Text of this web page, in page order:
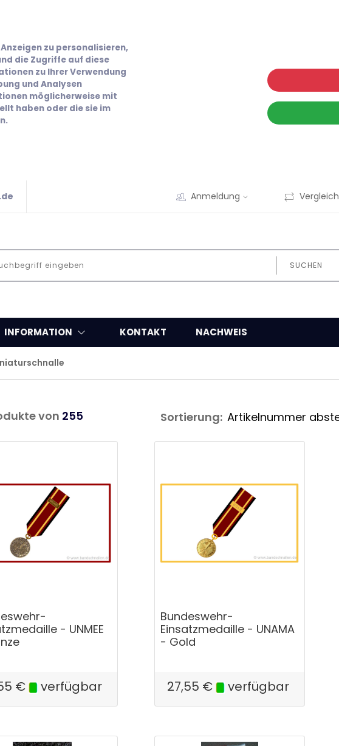
zu personalisieren,
die Zugriffe auf diese
zu Ihrer Verwendung
und Analysen
möglicherweise mit
haben oder die sie im
Anmeldung Vergleich
SUCHEN
INFORMATION KONTAKT NACHWEIS
von 255 Sortierung:
- UNMEE
€ verfügbar
Bundeswehr-
Einsatzmedaille - UNAMA
- Gold
27,55 € verfügbar